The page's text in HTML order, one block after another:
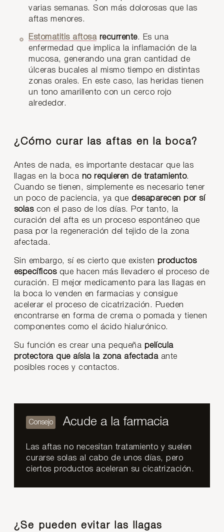
varias semanas. Son más dolorosas que las
aftas menores.
Estomatitis aftosarecurrente. Es una
enfermedad que implica la inflamación de la
mucosa, generando una gran cantidad de
úlceras bucales al mismo tiempo en distintas
zonas orales. En este caso, las heridas tienen
un tono amarillento con un cerco rojo
alrededor.
¿Cómo curar las aftas en la boca?
Antes de nada, es importante destacar que las
llagas en la boca no requieren de tratamiento.
Cuando se tienen, simplemente es necesario tener
un poco de paciencia, ya que desaparecen por sí
solascon el paso de los días. Por tanto, la
curación del afta es un proceso espontáneo que
pasa por la regeneración del tejido de la zona
afectada.
Sin embargo, sí es cierto que existen productos
específicos que hacen más llevadero el proceso de
curación. El mejor medicamento para las llagas en
la boca lo venden en farmacias y consigue
acelerar el proceso de cicatrización. Pueden
encontrarse en forma de crema o pomada y tienen
componentes como el ácido hialurónico.
Su función es crear una pequeña película
protectora que aísla la zona afectada ante
posibles roces y contactos.
Acude a la farmacia
Las aftas no necesitan tratamiento y suelen
curarse solas al cabo de unos días, pero
ciertos productos aceleran su cicatrización.
¿Se pueden evitar las llagas